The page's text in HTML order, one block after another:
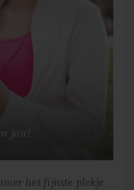
jou?
het fijnste plekje